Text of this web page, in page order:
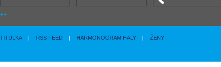
TITULKA | RSS FEED | HARMONOGRAM HALY | ŽENY